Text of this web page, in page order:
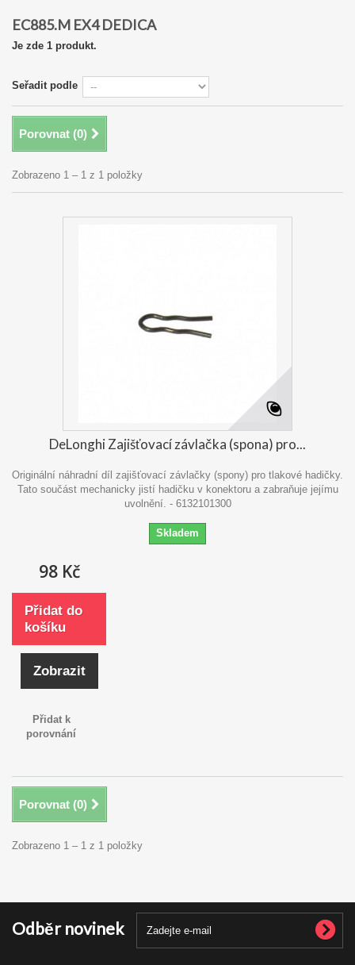
EC885.M EX4 DEDICA
Je zde 1 produkt.
Seřadit podle
Porovnat (0)
Zobrazeno 1 – 1 z 1 položky
DeLonghi Zajišťovací závlačka (spona) pro...
Originální náhradní díl zajišťovací závlačky (spony) pro tlakové hadičky.
Tato součást mechanicky jistí hadičku v konektoru a zabraňuje jejímu
uvolnění. - 6132101300
Skladem
98 Kč
Přidat do
košíku
Zobrazit
Přidat k
porovnání
Porovnat (0)
Zobrazeno 1 – 1 z 1 položky
Odběr novinek